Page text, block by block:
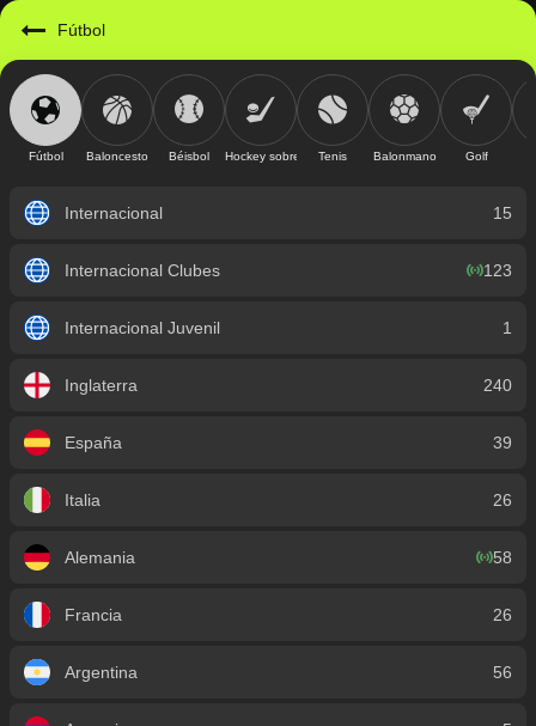
Fútbol
Fútbol Baloncesto Béisbol Hockey sobre hieloTenis Balonmano Golf
Internacional 15
Internacional Clubes 123
Internacional Juvenil 1
Inglaterra 240
España 39
Italia 26
Alemania 58
Francia 26
Argentina 56
https://mobile.geniusbet.sv/sport/detail/futbol?id=1